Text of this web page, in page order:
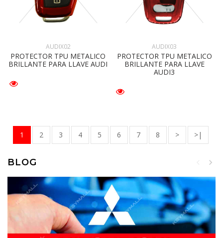
AUDIX02
PROTECTOR TPU METALICO
BRILLANTE PARA LLAVE AUDI
AUDIX03
PROTECTOR TPU METALICO
BRILLANTE PARA LLAVE
AUDI3
1 2 3 4 5 6 7 8 > >|
BLOG